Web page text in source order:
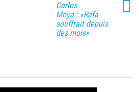
Carlos
Moya : «Rafa
souffrait depuis
des mois»